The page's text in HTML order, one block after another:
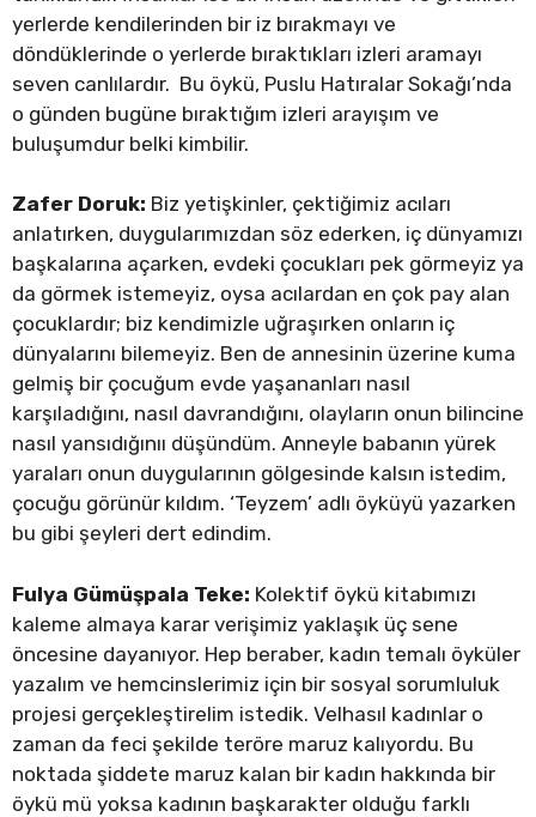
yerlerde kendilerinden bir iz bırakmayı ve
döndüklerinde o yerlerde bıraktıkları izleri aramayı
seven canlılardır. Bu öykü, Puslu Hatıralar Sokağı’nda
o günden bugüne bıraktığım izleri arayışım ve
buluşumdur belki kimbilir.
Zafer Doruk: Biz yetişkinler, çektiğimiz acıları
anlatırken, duygularımızdan söz ederken, iç dünyamızı
başkalarına açarken, evdeki çocukları pek görmeyiz ya
da görmek istemeyiz, oysa acılardan en çok pay alan
çocuklardır; biz kendimizle uğraşırken onların iç
dünyalarını bilemeyiz. Ben de annesinin üzerine kuma
gelmiş bir çocuğum evde yaşananları nasıl
karşıladığını, nasıl davrandığını, olayların onun bilincine
nasıl yansıdığınıı düşündüm. Anneyle babanın yürek
yaraları onun duygularının gölgesinde kalsın istedim,
çocuğu görünür kıldım. ‘Teyzem’ adlı öyküyü yazarken
bu gibi şeyleri dert edindim.
Fulya Gümüşpala Teke: Kolektif öykü kitabımızı
kaleme almaya karar verişimiz yaklaşık üç sene
öncesine dayanıyor. Hep beraber, kadın temalı öyküler
yazalım ve hemcinslerimiz için bir sosyal sorumluluk
projesi gerçekleştirelim istedik. Velhasıl kadınlar o
zaman da feci şekilde teröre maruz kalıyordu. Bu
noktada şiddete maruz kalan bir kadın hakkında bir
öykü mü yoksa kadının başkarakter olduğu farklı